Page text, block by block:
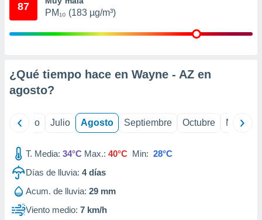
publicidad
1199
87
PM₁₀ (183 µg/m³)
¿Qué tiempo hace en Wayne - AZ en
agosto?
Junio Julio Agosto Septiembre Octubre
T. Media: 34°C Max.: 40°C Min: 28°C
Días de lluvia: 4días
Acum. de lluvia: 29 mm
Viento medio: 7 km/h